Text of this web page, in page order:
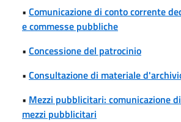
• Comunicazione di conto corrente
e commesse pubbliche
• Concessione del patrocinio
• Consultazione di materiale
• Mezzi pubblicitari: comunicazione
mezzi pubblicitari